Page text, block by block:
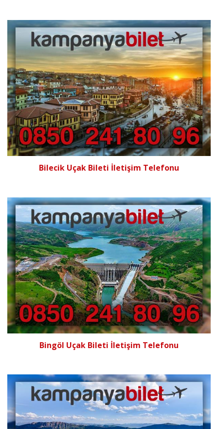
Bilecik Uçak Bileti İletişim Telefonu
Bingöl Uçak Bileti İletişim Telefonu